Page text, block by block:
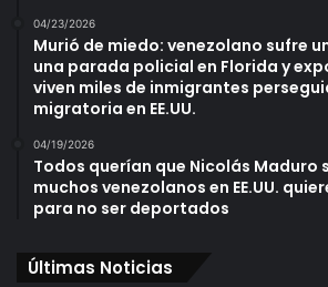
04/23/2026
Murió de miedo: venezolano sufre
una parada policial en Florida y
viven miles de inmigrantes
migratoria en EE.UU.
04/19/2026
Todos querían que Nicolás Maduro
muchos venezolanos en EE.UU.
para no ser deportados
Últimas Noticias